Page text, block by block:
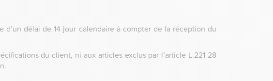
délai de 14 jour calendaire à compter de la réception du
du client, ni aux articles exclus par l’article L.221-28